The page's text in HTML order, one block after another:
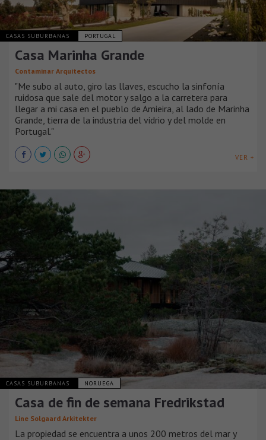
CASAS SUBURBANAS PORTUGAL
Casa Marinha Grande
Contaminar Arquitectos
"Me subo al auto, giro las llaves, escucho la sinfonía
ruidosa que sale del motor y salgo a la carretera para
llegar a mi casa en el pueblo de Amieira, al lado de Marinha
Grande, tierra de la industria del vidrio y del molde en
Portugal."
VER +
CASAS SUBURBANAS NORUEGA
Casa de fin de semana Fredrikstad
Line Solgaard Arkitekter
La propiedad se encuentra a unos 200 metros del mar y